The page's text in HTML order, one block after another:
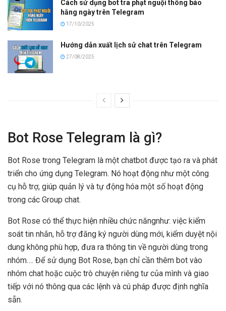
Cách sử dụng bot tra phạt nguội thông báo
hằng ngày trên Telegram
17/10/2025
Hướng dẫn xuất lịch sử chat trên Telegram
27/08/2025
Bot Rose Telegram là gì?
Bot Rose trong Telegram là một chatbot được tạo ra và phát
triển cho ứng dụng Telegram. Nó hoạt động như một công
cụ hỗ trợ, giúp quản lý và tự động hóa một số hoạt động
trong các Group chat.
Bot Rose có thể thực hiện nhiều chức năngnhư: việc kiểm
soát tin nhắn, hỗ trợ đăng ký người dùng mới, kiểm duyệt nội
dung không phù hợp, đưa ra thông tin về người dùng trong
nhóm…. Để sử dụng Bot Rose, bạn chỉ cần thêm bot vào
nhóm chat hoặc cuộc trò chuyện riêng tư của mình và giao
tiếp với nó thông qua các lệnh và cú pháp được định nghĩa
sẵn.